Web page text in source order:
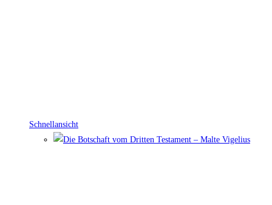
Schnellansicht